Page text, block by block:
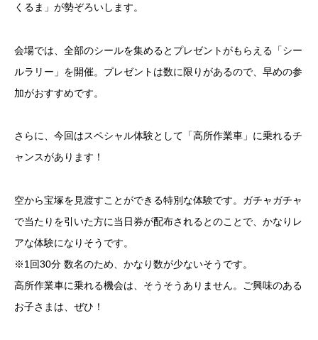
くるま」が勢ぞろいします。
会場では、全部のシールを集めるとプレゼントがもらえる「シー
ルラリー」を開催。プレゼントは数に限りがあるので、早めの参
加がおすすめです。
さらに、今回はスペシャル体験として「高所作業車」に乗れるチ
ャンスがあります！
空から宝塚を見渡すことができる特別な体験です。ガチャガチャ
で当たりを引いた方に当日券が配布されるとのことで、かなりレ
アな体験になりそうです。
※1回30分 数名のため、かなり数が少ないそうです。
高所作業車に乗れる機会は、そうそうありません。ご興味のある
お子さまは、ぜひ！